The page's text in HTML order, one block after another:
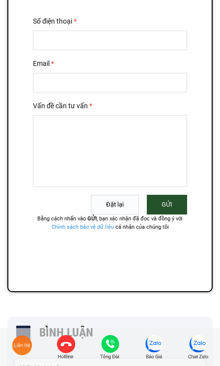
BÌNH LUẬN